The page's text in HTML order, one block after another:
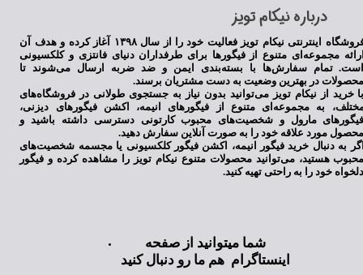
​درباره نیکام تویز
فروشگاه اینترنتی نیکام تویز فعالیت خود را از سال ۱۳۹۸ آغاز کرده و هدف آن
مجموعه‌ای متنوع از فیگورها برای طرفداران دنیای فانتزی و کلکسیونی
تمام سفارش‌ها با بسته‌بندی ایمن و ضد ضربه ارسال می‌شوند تا
در بهترین وضعیت به دست مشتریان برسند.
خرید از نیکام تویز می‌توانید بدون نیاز به جستجوی طولانی در فروشگاه‌های
به مجموعه‌ای متنوع از فیگورهای انیمه، اکشن فیگورهای دیزنی،
مارول و شخصیت‌های محبوب کارتونی دسترسی داشته باشید و
مورد علاقه خود را به صورت آنلاین سفارش دهید.
به دنبال خرید فیگور انیمه، اکشن فیگور کلکسیونی یا مجسمه شخصیت‌های
هستید، می‌توانید محصولات متنوع نیکام تویز را مشاهده کرده و فیگور
خود را به راحتی تهیه کنید.
شما میتوانید از صفحه
اینستاگرام هم ما رو دنبال کنید